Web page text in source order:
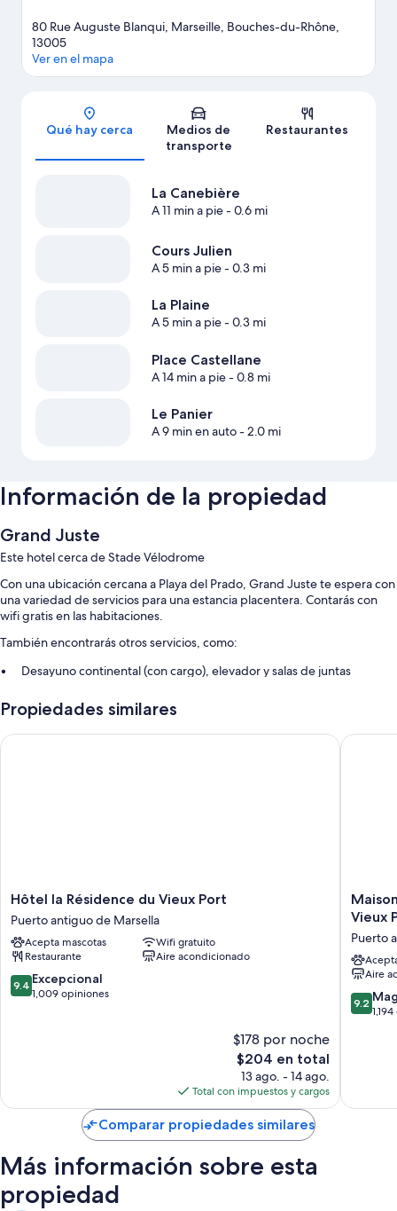
80 Rue Auguste Blanqui, Marseille, Bouches-du-Rhône,
13005
Ver en el mapa
Qué hay cerca
Medios de
transporte
Restaurantes
La Canebière
A 11 min a pie- 0.6 mi
Cours Julien
A 5 min a pie- 0.3 mi
La Plaine
A 5 min a pie- 0.3 mi
Place Castellane
A 14 min a pie- 0.8 mi
Le Panier
A 9 min en auto- 2.0 mi
Información de la propiedad
Grand Juste
Este hotel cerca de Stade Vélodrome
Con una ubicación cercana a Playa del Prado, Grand Juste te espera con
una variedad de servicios para una estancia placentera. Contarás con
wifi gratis en las habitaciones.
También encontrarás otros servicios, como:
Desayuno continental (con cargo), elevador y salas de juntas
bicicletas y máquina expendedora
Espacios de coworking
Propiedades similares
Hôtel
la
Résidence
du
Vieux
Port
Puerto
Hôtel la Résidence du Vieux Port
Puerto antiguo de Marsella
Acepta mascotas
Wifi gratuito
Restaurante
Aire acondicionado
9.4
de
9.4 Excepcional
1,009 opiniones
$178 por noche
El
precio
actual
es
de
$204
$204 en total
13 ago. - 14 ago.
Total con impuestos y cargos
Hôtel la Résidence du Vieux Port
Maisons
du
Hôtel
&
Suites
-
Marsella
Vieux
Puerto
Aire
9.2
de
9.2
Comparar propiedades similares
Más información sobre esta
propiedad